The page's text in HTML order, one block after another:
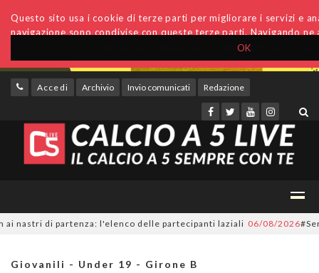
OK
Questo sito usa i cookie di terze parti per migliorare i servizi e
navigazione sono condivise con queste terze parti. Navigando
Accedi Archivio Invio comunicati Redazione
di partenza: l'elenco delle partecipanti laziali 06/08/2026
Giovanili - Under 19 - Girone B